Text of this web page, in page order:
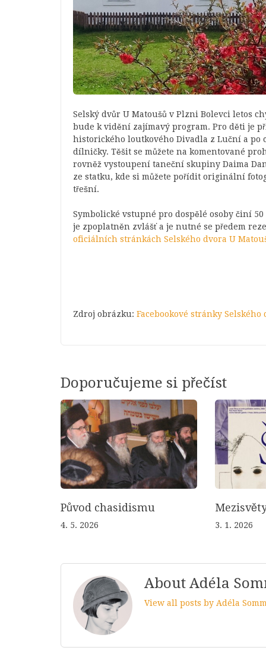
Selský dvůr U Matoušů v Plzni Bolevci letos
bude k vidění zajímavý program. Pro děti je
historického loutkového Divadla z Luční a
dílničky. Těšit se můžete na komentované
rovněž vystoupení taneční skupiny Daima
ze statku, kde si můžete pořídit originální
třešní.
Symbolické vstupné pro dospělé osoby činí
je zpoplatněn zvlášť a je nutné se předem
oficiálních stránkách Selského dvora U
Zdroj obrázku: Facebookové stránky Selského
Doporučujeme si přečíst
Původ chasidismu
4. 5. 2026 3. 1. 2026
About Adéla
View all posts by Adéla